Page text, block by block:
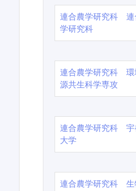
連合農学研究科 連
学研究科
連合農学研究科 環
源共生科学専攻
連合農学研究科 宇
大学
連合農学研究科 生